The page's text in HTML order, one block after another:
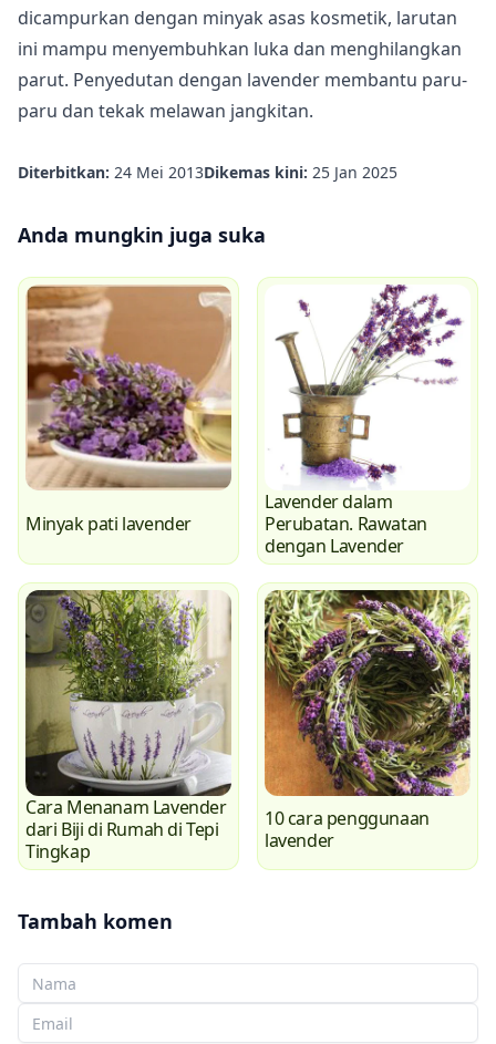
dicampurkan dengan minyak asas kosmetik, larutan
ini mampu menyembuhkan luka dan menghilangkan
parut. Penyedutan dengan lavender membantu paru-
paru dan tekak melawan jangkitan.
Diterbitkan: 24 Mei 2013Dikemas kini: 25 Jan 2025
Anda mungkin juga suka
Minyak pati lavender
Lavender dalam
Perubatan. Rawatan
dengan Lavender
Cara Menanam Lavender
dari Biji di Rumah di Tepi
Tingkap
10 cara penggunaan
lavender
Tambah komen
Nama anda
E-mel anda